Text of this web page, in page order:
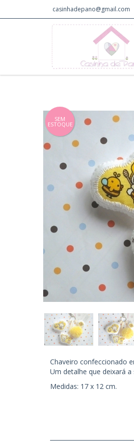
casinhadepano@gmail.com
SEM
ESTOQUE
Chaveiro confeccionado
Um detalhe que deixará
Medidas: 17 x 12 cm.